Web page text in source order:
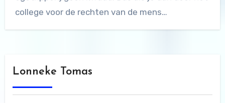
college voor de rechten van de mens…
Lonneke Tomas